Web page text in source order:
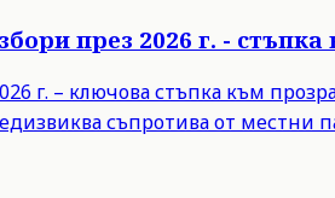
през 2026 г. -
г. – ключова стъпка към
съпротива от местни